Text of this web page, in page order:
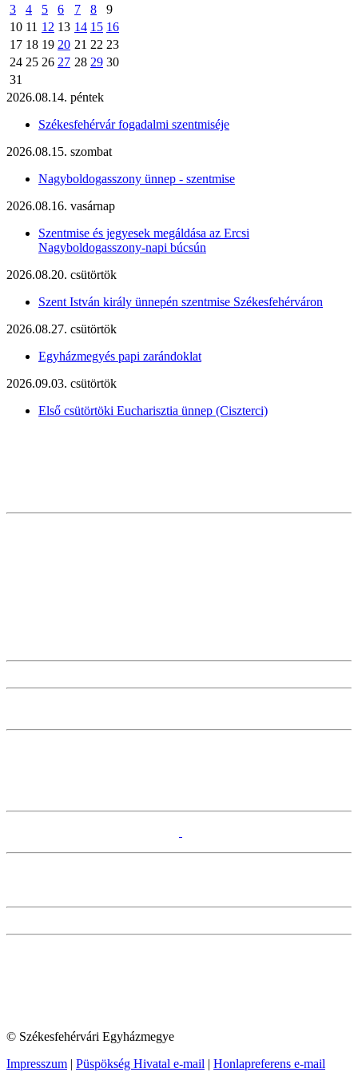
3
4 5 6 7 8
9
10 11 12 13 14 15 16
17 18 19 20 21 22 23
24 25 26 27 28 29 30
31
2026.08.14. péntek
Székesfehérvár fogadalmi szentmiséje
2026.08.15. szombat
Nagyboldogasszony ünnep - szentmise
2026.08.16. vasárnap
Szentmise és jegyesek megáldása az Ercsi
Nagyboldogasszony-napi búcsún
2026.08.20. csütörtök
Szent István király ünnepén szentmise Székesfehérváron
2026.08.27. csütörtök
Egyházmegyés papi zarándoklat
2026.09.03. csütörtök
Első csütörtöki Eucharisztia ünnep (Ciszterci)
© Székesfehérvári Egyházmegye
Impresszum | Püspökség Hivatal e-mail | Honlapreferens e-mail